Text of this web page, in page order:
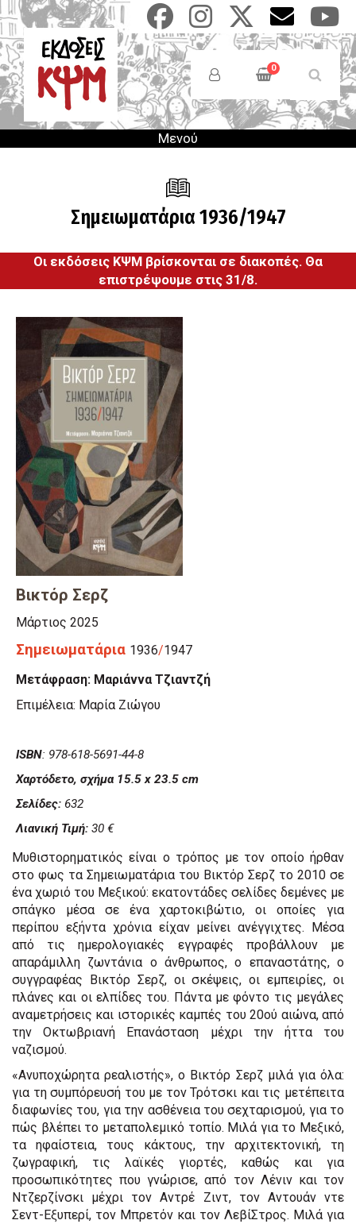
Παράκαμψη
προς
το
κυρίως
περιεχόμενο
Users
Menu
0
Μενού
Σημειωματάρια 1936/1947
Οι εκδόσεις ΚΨΜ βρίσκονται σε διακοπές. Θα
επιστρέψουμε στις 31/8.
Bικτόρ Σερζ
Mάρτιος 2025
Σημειωματάρια 1936/1947
Μετάφραση: Μαριάννα Τζιαντζή
Επιμέλεια: Μαρία Ζιώγου
ISBN: 978-618-5691-44-8
Χαρτόδετο, σχήμα 15.5 x 23.5 cm
Σελίδες: 632
Λιανική Τιμή: 30 €
Μυθιστορηματικός είναι ο τρόπος με τον οποίο ήρθαν
στο φως τα Σημειωματάρια του Βικτόρ Σερζ το 2010 σε
ένα χωριό του Μεξικού: εκατοντάδες σελίδες δεμένες με
σπάγκο μέσα σε ένα χαρτοκιβώτιο, οι οποίες για
περίπου εξήντα χρόνια είχαν μείνει ανέγγιχτες. Μέσα
από τις ημερολογιακές εγγραφές προβάλλουν με
απαράμιλλη ζωντάνια ο άνθρωπος, ο επαναστάτης, ο
συγγραφέας Βικτόρ Σερζ, οι σκέψεις, οι εμπειρίες, οι
πλάνες και οι ελπίδες του. Πάντα με φόντο τις μεγάλες
αναμετρήσεις και ιστορικές καμπές του 20ού αιώνα, από
την Οκτωβριανή Επανάσταση μέχρι την ήττα του
ναζισμού.
«Ανυποχώρητα ρεαλιστής», ο Βικτόρ Σερζ μιλά για όλα:
για τη συμπόρευσή του με τον Τρότσκι και τις μετέπειτα
διαφωνίες του, για την ασθένεια του σεχταρισμού, για το
πώς βλέπει το μεταπολεμικό τοπίο. Μιλά για το Μεξικό,
τα ηφαίστεια, τους κάκτους, την αρχιτεκτονική, τη
ζωγραφική, τις λαϊκές γιορτές, καθώς και για
προσωπικότητες που γνώρισε, από τον Λένιν και τον
Ντζερζίνσκι μέχρι τον Αντρέ Ζιντ, τον Αντουάν ντε
Σεντ-Εξυπερί, τον Μπρετόν και τον ΛεβίΣτρος. Μιλά για